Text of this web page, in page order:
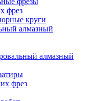
фрез
круги
алмазный
алмазный
фрез